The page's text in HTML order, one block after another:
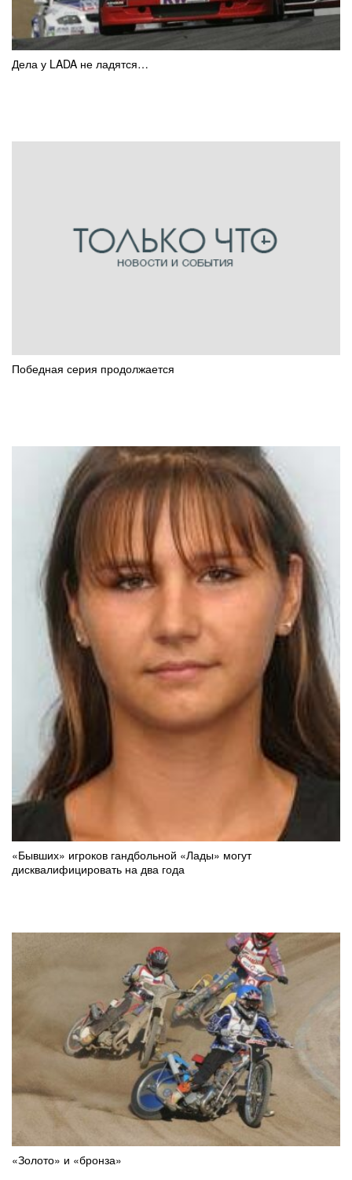
Дела у LADA не ладятся…
Победная серия продолжается
«Бывших» игроков гандбольной «Лады» могут
дисквалифицировать на два года
«Золото» и «бронза»